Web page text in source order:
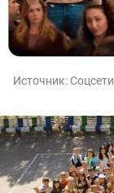
Источник: Соцсети